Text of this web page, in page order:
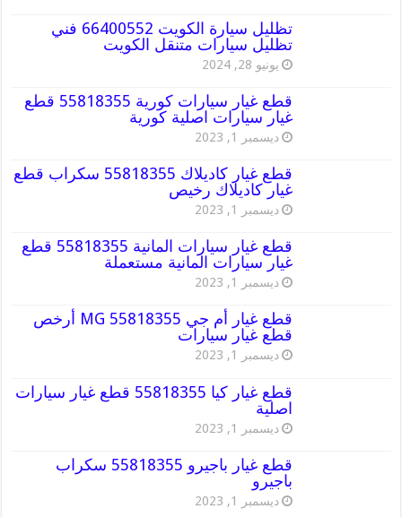
تظليل سيارة الكويت 66400552 فني
تظليل سيارات متنقل الكويت
يونيو 28, 2024
قطع غيار سيارات كورية 55818355 قطع
غيار سيارات اصلية كورية
ديسمبر 1, 2023
قطع غيار كاديلاك 55818355 سكراب قطع
غيار كاديلاك رخيص
ديسمبر 1, 2023
قطع غيار سيارات المانية 55818355 قطع
غيار سيارات المانية مستعملة
ديسمبر 1, 2023
قطع غيار أم جي MG 55818355 أرخص
قطع غيار سيارات
ديسمبر 1, 2023
قطع غيار كيا 55818355 قطع غيار سيارات
اصلية
ديسمبر 1, 2023
قطع غيار باجيرو 55818355 سكراب
باجيرو
ديسمبر 1, 2023